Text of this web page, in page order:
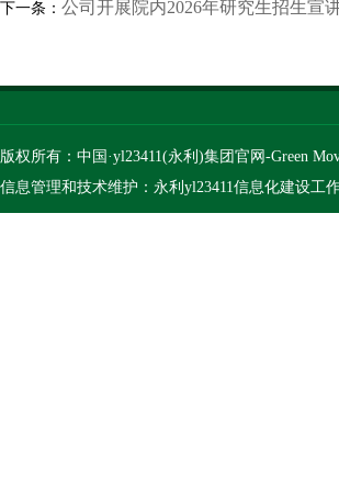
下一条： 公司开展院内2026年研究生招生宣
版权所有：中国·yl23411(永利)集团官网-Green
信息管理和技术维护：永利yl23411信息化建设工